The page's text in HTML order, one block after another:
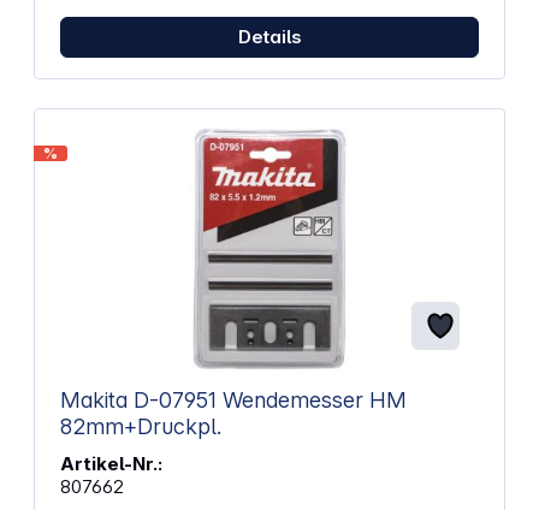
Motorraum) Für Standardschrauben M10–M20 und
hochfeste Schrauben M10–M16 Geeignet für
professionelle Werkstatt- und Serviceeinsätze
Technische Daten: Akkuspannung: 18 V (LXT-
3200 U/min Schlagzahl: 0–1800 / 2800 / 4000 min⁻¹
Gewicht inkl. Akku: 1,8–2,1 kg Maße: 414 x 80 x 92
Winkelschlagschrauber Ohne Akku und Ladegerät
Details
%
Makita D-07951 Wendemesser HM
82mm+Druckpl.
Artikel-Nr.:
807662